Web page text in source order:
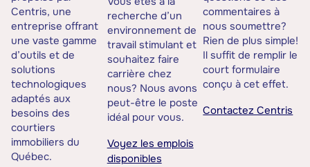
Centris, une
entreprise offrant
une vaste gamme
d’outils et de
solutions
technologiques
adaptés aux
besoins des
courtiers
immobiliers du
Québec.
recherche d’un
environnement de
travail stimulant et
souhaitez faire
carrière chez
nous? Nous avons
peut-être le poste
idéal pour vous.
Voyez les emplois
disponibles
commentaires à
nous soumettre?
Rien de plus simple!
Il suffit de remplir le
court formulaire
conçu à cet effet.
Contactez Centris